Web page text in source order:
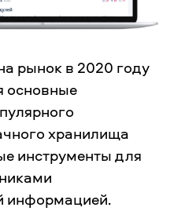
рынок в 2020 году
основные
хранилища
инструменты для
информацией.